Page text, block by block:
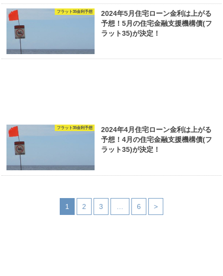
フラット35金利予想
2024年5月住宅ローン金利は上がる
予想！5月の住宅金融支援機構債(フ
ラット35)が決定！
フラット35金利予想
2024年4月住宅ローン金利は上がる
予想！4月の住宅金融支援機構債(フ
ラット35)が決定！
1 2 3 6 >